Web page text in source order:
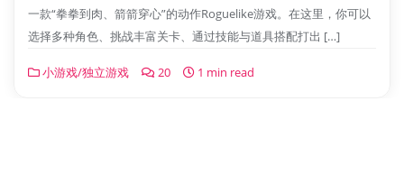
一款“拳拳到肉、箭箭穿心”的动作Roguelike游戏。在这里，你可以
选择多种角色、挑战丰富关卡、通过技能与道具搭配打出 […]
小游戏/独立游戏 20 1 min read